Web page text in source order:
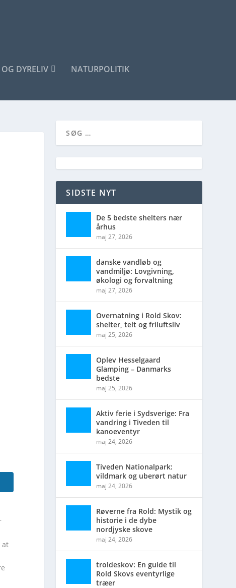
DYRELIV NATURPOLITIK
at
SIDSTE NYT
De 5 bedste shelters nær
århus
maj 27, 2026
danske vandløb og
vandmiljø: Lovgivning,
økologi og forvaltning
maj 27, 2026
Overnatning i Rold Skov:
shelter, telt og friluftsliv
maj 25, 2026
Oplev Hesselgaard
Glamping – Danmarks
bedste
maj 25, 2026
Aktiv ferie i Sydsverige: Fra
vandring i Tiveden til
kanoeventyr
maj 24, 2026
Tiveden Nationalpark:
vildmark og uberørt natur
maj 24, 2026
Røverne fra Rold: Mystik og
historie i de dybe
nordjyske skove
maj 24, 2026
troldeskov: En guide til
Rold Skovs eventyrlige
træer